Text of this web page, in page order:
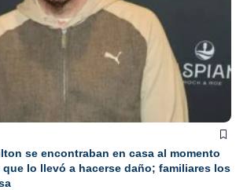
se encontraban en casa al momento
lo llevó a hacerse daño; familiares los